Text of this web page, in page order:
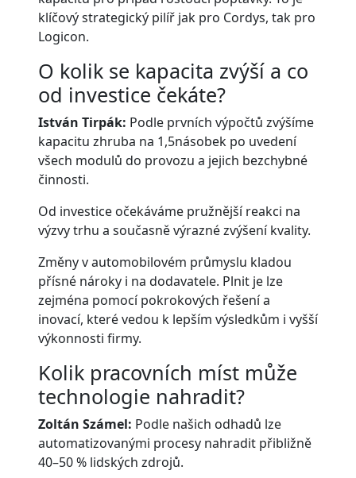
klíčový strategický pilíř jak pro Cordys, tak pro
Logicon.
O kolik se kapacita zvýší a co
od investice čekáte?
István Tirpák: Podle prvních výpočtů zvýšíme
kapacitu zhruba na 1,5násobek po uvedení
všech modulů do provozu a jejich bezchybné
činnosti.
Od investice očekáváme pružnější reakci na
výzvy trhu a současně výrazné zvýšení kvality.
Změny v automobilovém průmyslu kladou
přísné nároky i na dodavatele. Plnit je lze
zejména pomocí pokrokových řešení a
inovací, které vedou k lepším výsledkům i vyšší
výkonnosti firmy.
Kolik pracovních míst může
technologie nahradit?
Zoltán Számel: Podle našich odhadů lze
automatizovanými procesy nahradit přibližně
40–50 % lidských zdrojů.